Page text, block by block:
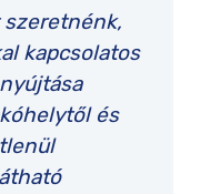
szeretnénk,
kapcsolatos
és